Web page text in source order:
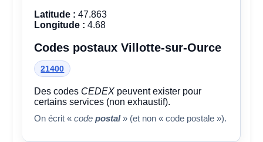
Latitude : 47.863
Longitude : 4.68
Codes postaux Villotte-sur-Ource
21400
Des codes CEDEX peuvent exister pour
certains services (non exhaustif).
On écrit «codepostal» (et non « code postale »).